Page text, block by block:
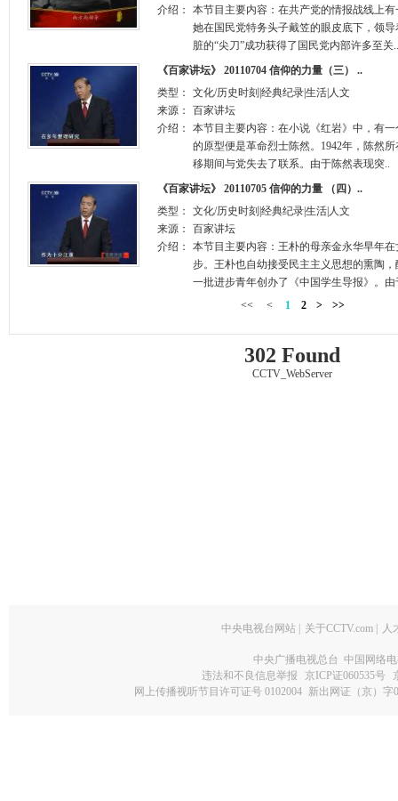
介绍：
本节目主要内容：在共产党的情报战线上
她在国民党特务头子戴笠的眼皮底下，领
脏的“尖刀”成功获得了国民党内部许多至关..
《百家讲坛》 20110704 信仰的力量（三） ..
类型：
文化/历史时刻|经典纪录|生活|人文
来源：
百家讲坛
介绍：
本节目主要内容：在小说《红岩》中，有
的原型便是革命烈士陈然。1942年，陈然
移期间与党失去了联系。由于陈然表现突..
《百家讲坛》 20110705 信仰的力量 （四）..
类型：
文化/历史时刻|经典纪录|生活|人文
来源：
百家讲坛
介绍：
本节目主要内容：王朴的母亲金永华早年
步。王朴也自幼接受民主主义思想的熏陶
一批进步青年创办了《中国学生导报》。由
<<
< 1 2 > >>
302 Found
CCTV_WebServer
中央电视台网站 关于CCTV.com 人
中央广播电视总台 中国网络
违法和不良信息举报
京ICP证060535号
网上传播视听节目许可证号 0102004 新出网证（京）